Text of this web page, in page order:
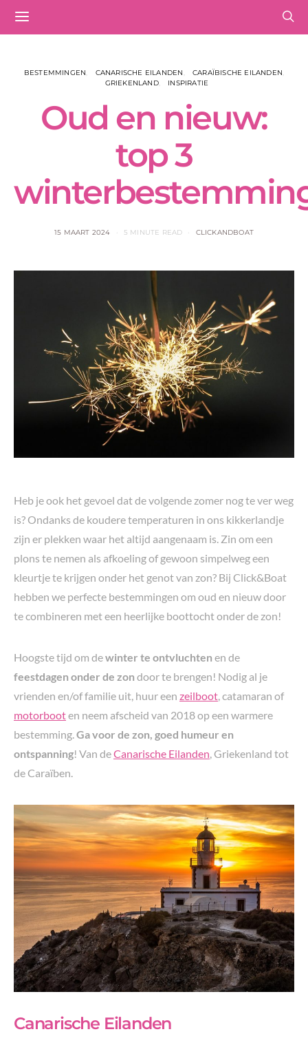
BESTEMMINGEN CANARISCHE EILANDEN
CARAÏBISCHE EILANDEN
GRIEKENLAND
INSPIRATIE
Oud en nieuw:
top 3
15 MAART 2024 5 MINUTE READ CLICKANDBOAT
Heb je ook het gevoel dat de volgende zomer nog te ver weg
is? Ondanks de koudere temperaturen in ons kikkerlandje
zijn er plekken waar het altijd aangenaam is. Zin om een
plons te nemen als afkoeling of gewoon simpelweg een
kleurtje te krijgen onder het genot van zon? Bij Click&Boat
hebben we perfecte bestemmingen om oud en nieuw door
te combineren met een heerlijke boottocht onder de zon!
Hoogste tijd om dewinter te ontvluchten en de
feestdagen onder de zon door te brengen! Nodig al je
vrienden en/of familie uit, huur een zeilboot, catamaran of
motorbooten neem afscheid van 2018 op een warmere
bestemming.Ga voor de zon, goed humeur en
ontspanning! Van deCanarische Eilanden, Griekenland tot
de Caraïben.
Canarische Eilanden